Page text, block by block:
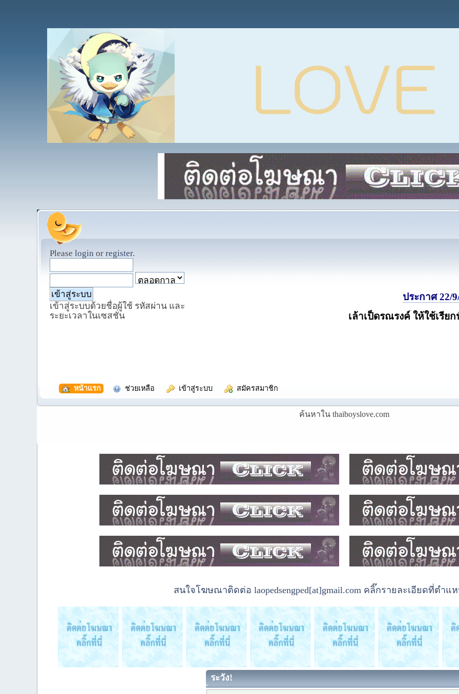
Please login or register.
เข้าสู่ระบบด้วยชื่อผู้ใช้ รหัสผ่าน และ
ระยะเวลาในเซสชั่น
ประกาศ 22/
เล้าเป็ดรณรงค์ ให้ใช้เรีย
หน้าแรก ช่วยเหลือ เข้าสู่ระบบ สมัครสมาชิก
ค้นหาใน thaiboyslove.com
สนใจโฆษณาติดต่อ laopedsengped[at]gmail.com คลิ๊กรายละเอียดที่ตำแ
ระวัง!